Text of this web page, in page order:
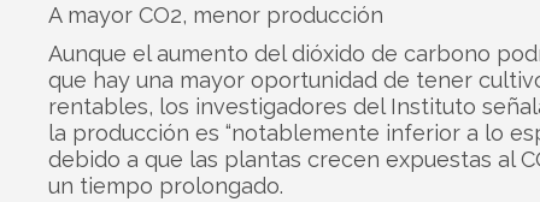
A mayor CO2, menor producción
Aunque el aumento del dióxido de carbono
que hay una mayor oportunidad de tener
rentables, los investigadores del Instituto
la producción es “notablemente inferior a lo
debido a que las plantas crecen expuestas al
un tiempo prolongado.